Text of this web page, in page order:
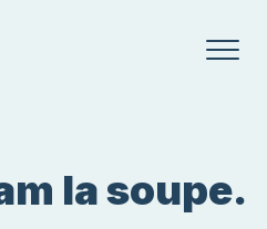
la soupe.